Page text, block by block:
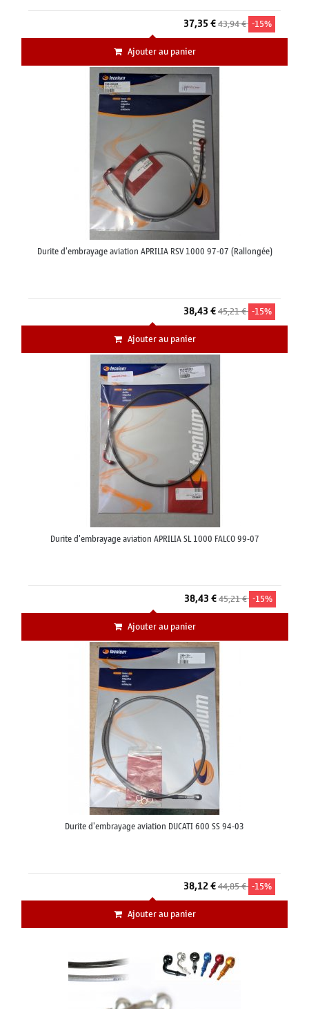
37,35 €43,94 € -15%
Ajouter au panier
Durite d'embrayage aviation APRILIA RSV 1000 97-07 (Rallongée)
38,43 €45,21 € -15%
Ajouter au panier
Durite d'embrayage aviation APRILIA SL 1000 FALCO 99-07
38,43 €45,21 € -15%
Ajouter au panier
Durite d'embrayage aviation DUCATI 600 SS 94-03
38,12 €44,85 € -15%
Ajouter au panier